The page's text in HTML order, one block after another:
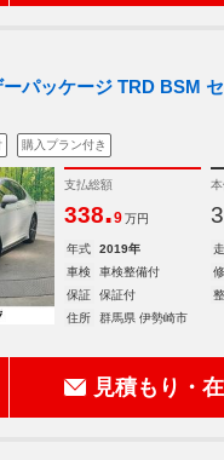
ーパッケージ TRD BSM
購入プラン付き
支払総額
338.9 万円
年式 2019年
車検
車検整備付
保証
保証付
住所
群馬県 伊勢崎市
見積もり・